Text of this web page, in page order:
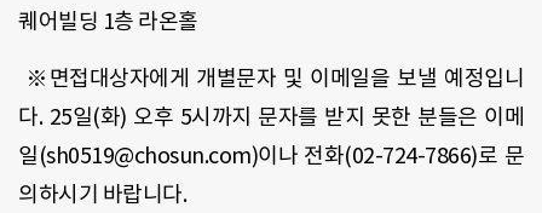
퀘어빌딩 1층 라온홀
※면접대상자에게 개별문자 및 이메일을 보낼 예정입니
다. 25일(화) 오후 5시까지 문자를 받지 못한 분들은 이메
일(sh0519@chosun.com)이나 전화(02-724-7866)로 문
의하시기 바랍니다.